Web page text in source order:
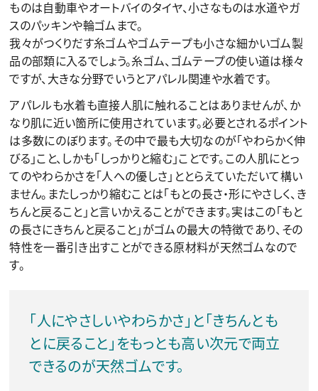
ものは自動車やオートバイのタイヤ、小さなものは水道やガ
スのパッキンや輪ゴムまで。
我々がつくりだす糸ゴムやゴムテープも小さな細かいゴム製
品の部類に入るでしょう。糸ゴム、ゴムテープの使い道は様々
ですが、大きな分野でいうとアパレル関連や水着です。
アパレルも水着も直接人肌に触れることはありませんが、か
なり肌に近い箇所に使用されています。必要とされるポイント
は多数にのぼります。その中で最も大切なのが「やわらかく伸
びる」こと、しかも「しっかりと縮む」ことです。この人肌にとっ
てのやわらかさを「人への優しさ」ととらえていただいて構い
ません。またしっかり縮むことは「もとの長さ・形にやさしく、き
ちんと戻ること」と言いかえることができます。実はこの「もと
の長さにきちんと戻ること」がゴムの最大の特徴であり、その
特性を一番引き出すことができる原材料が天然ゴムなので
す。
「人にやさしいやわらかさ」と「きちんとも
とに戻ること」をもっとも高い次元で両立
できるのが天然ゴムです。